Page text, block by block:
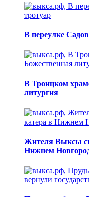
В переулке
В Троицком
литургия
Жителя Выксы
Нижнем